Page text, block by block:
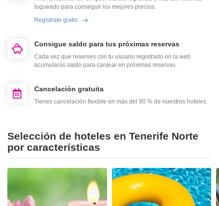
logueado para conseguir los mejores precios.
Regístrate gratis
Consigue saldo para tus próximas reservas
Cada vez que reserves con tu usuario registrado en la web
acumularás saldo para canjear en próximas reservas.
Cancelación gratuita
Tienes cancelación flexible en más del 90 % de nuestros hoteles.
Selección de hoteles en Tenerife Norte
por características